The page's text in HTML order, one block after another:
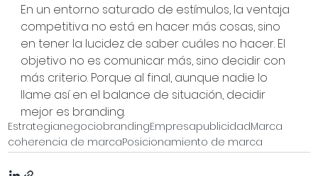
En un entorno saturado de estímulos, la ventaja
competitiva no está en hacer más cosas, sino
en tener la lucidez de saber cuáles no hacer. El
objetivo no es comunicar más, sino decidir con
más criterio. Porque al final, aunque nadie lo
llame así en el balance de situación, decidir
mejor es branding.
EstrategianegociobrandingEmpresapublicidadMarca
coherencia de marcaPosicionamiento de marca